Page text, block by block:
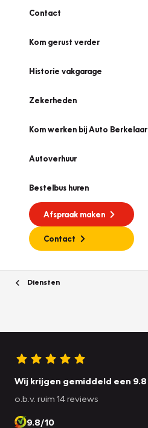
Contact
Kom gerust verder
Historie vakgarage
Zekerheden
Kom werken bij Auto Berkelaar
Autoverhuur
Bestelbus huren
Afspraak maken
Contact
Diensten
Wij krijgen gemiddeld een 9.8
o.b.v. ruim 14 reviews
9.8/10